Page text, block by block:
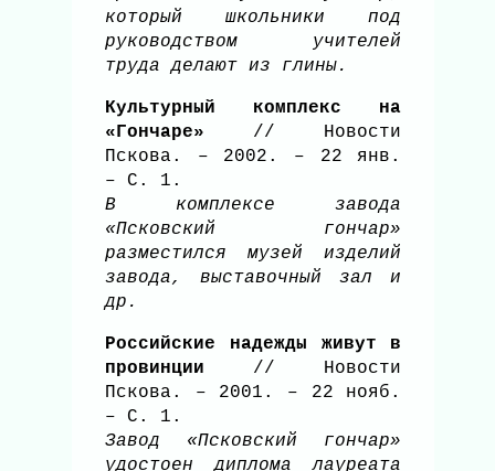
который школьники под
руководством учителей
труда делают из глины.
Культурный комплекс на
«Гончаре» // Новости
Пскова. – 2002. – 22 янв.
– С. 1.
В комплексе завода
«Псковский гончар»
разместился музей изделий
завода, выставочный зал и
др.
Российские надежды живут в
провинции // Новости
Пскова. – 2001. – 22 нояб.
– С. 1.
Завод «Псковский гончар»
удостоен диплома лауреата